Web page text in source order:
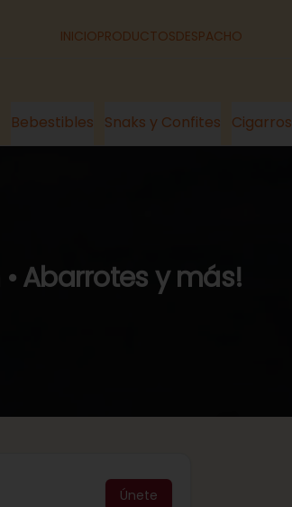
INICIOPRODUCTOSDESPACHO
Bebestibles Snaks y Confites Cigarros
Abarrotes y más!
Únete